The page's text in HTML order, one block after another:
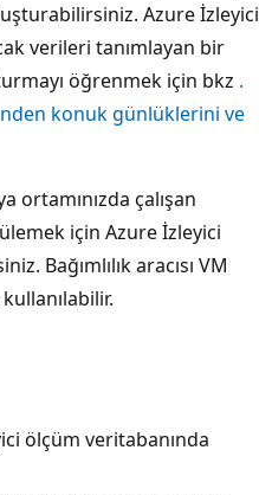
Azure İzleyici
verileri tanımlayan bir
öğrenmek için bkz .
konuk günlüklerini ve
ortamınızda çalışan
için Azure İzleyici
Bağımlılık aracısı VM
ölçüm veritabanında